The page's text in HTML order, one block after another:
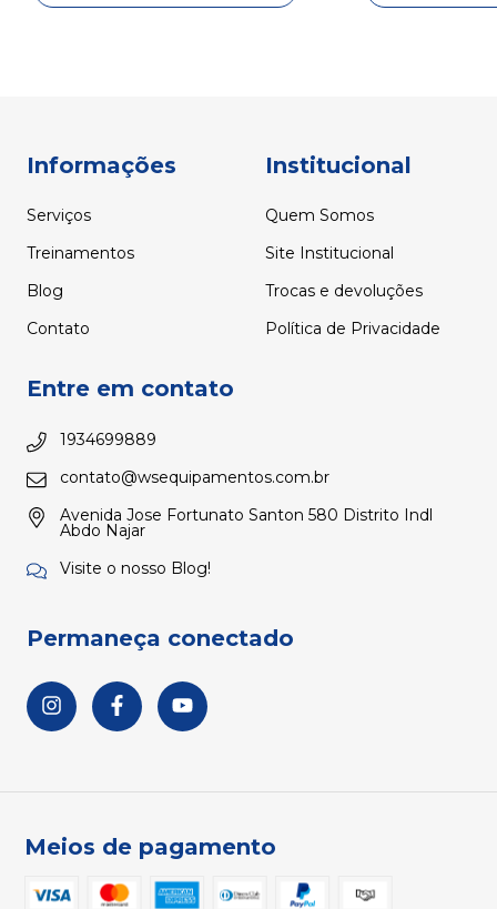
Informações
Serviços
Treinamentos
Blog
Contato
Institucional
Quem Somos
Site Institucional
Trocas e devoluções
Política de Privacidade
Entre em contato
1934699889
contato@wsequipamentos.com.br
Avenida Jose Fortunato Santon 580 Distrito Indl
Abdo Najar
Visite o nosso Blog!
Permaneça conectado
Meios de pagamento